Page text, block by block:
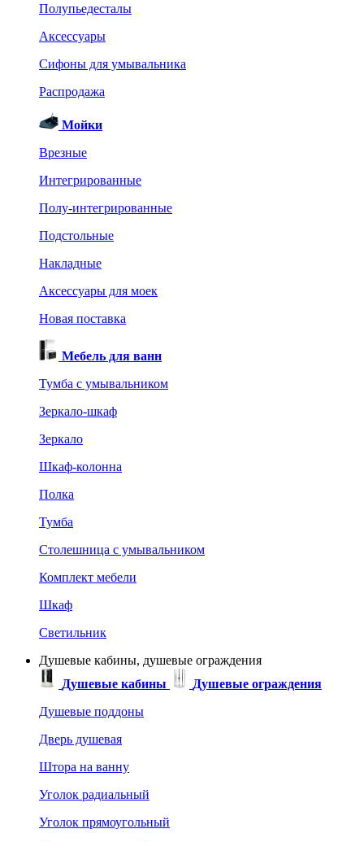
Полупьедесталы
Аксессуары
Сифоны для умывальника
Распродажа
Мойки
Врезные
Интегрированные
Полу-интегрированные
Подстольные
Накладные
Аксессуары для моек
Новая поставка
Мебель для ванн
Тумба с умывальником
Зеркало-шкаф
Зеркало
Шкаф-колонна
Полка
Тумба
Столешница с умывальником
Комплект мебели
Шкаф
Светильник
Душевые кабины, душевые ограждения
Душевые кабины
Душевые ограждения
Душевые поддоны
Дверь душевая
Штора на ванну
Уголок радиальный
Уголок прямоугольный